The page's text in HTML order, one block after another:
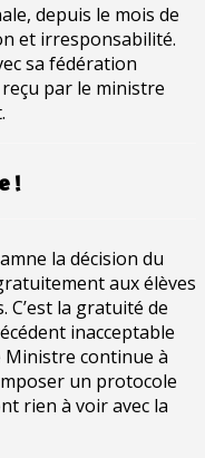
depuis le mois de
et irresponsabilité.
sa fédération
par le ministre
!
la décision du
aux élèves
C’est la gratuité de
inacceptable
Ministre continue à
un protocole
rien à voir avec la